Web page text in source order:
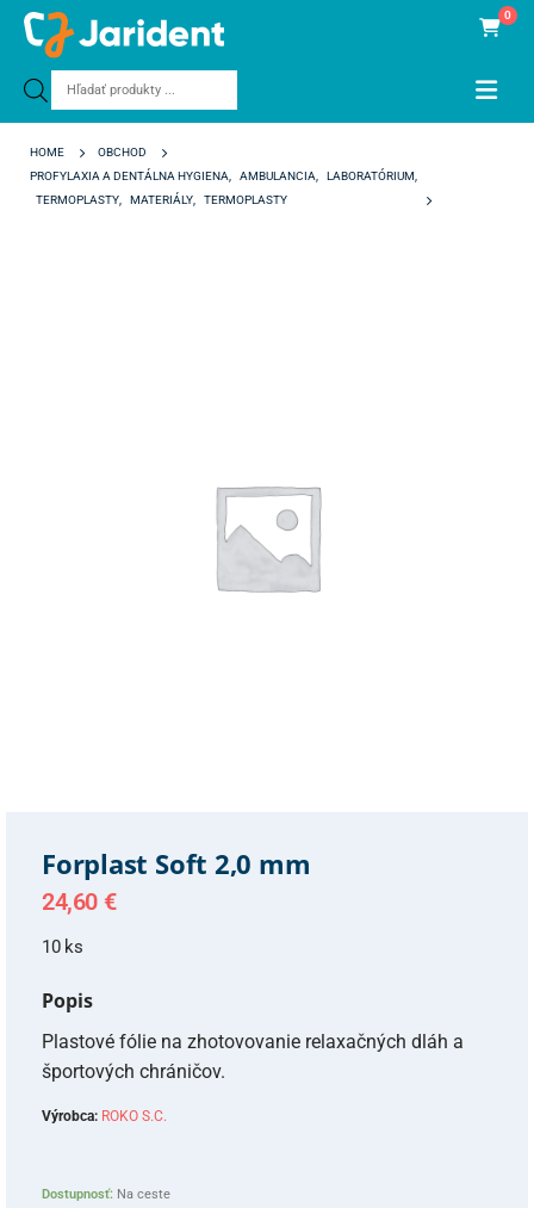
Products
0
HOME
OBCHOD
PROFYLAXIA A DENTÁLNA HYGIENA, AMBULANCIA, LABORATÓRIUM,
TERMOPLASTY, MATERIÁLY,
TERMOPLASTY
Forplast Soft 2,0 mm
24,60 €
10 ks
Popis
Plastové fólie na zhotovovanie relaxačných dláh a
športových chráničov.
Výrobca: ROKO S.C.
Dostupnosť: Na ceste